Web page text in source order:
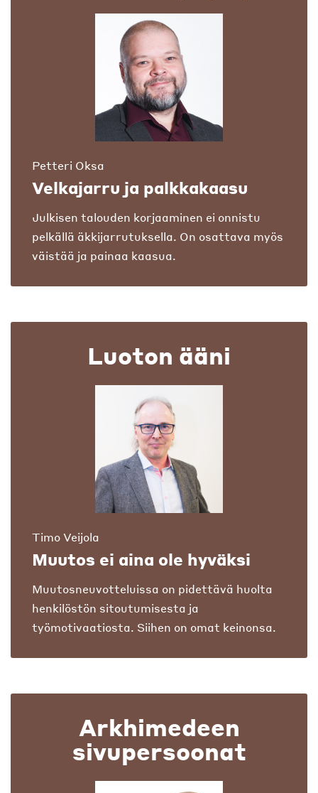
Petteri Oksa
Velkajarru ja palkkakaasu
Julkisen talouden korjaaminen ei onnistu
pelkällä äkkijarrutuksella. On osattava myös
väistää ja painaa kaasua.
Luoton ääni
Timo Veijola
Muutos ei aina ole hyväksi
Muutosneuvotteluissa on pidettävä huolta
henkilöstön sitoutumisesta ja
työmotivaatiosta. Siihen on omat keinonsa.
Arkhimedeen
sivupersoonat